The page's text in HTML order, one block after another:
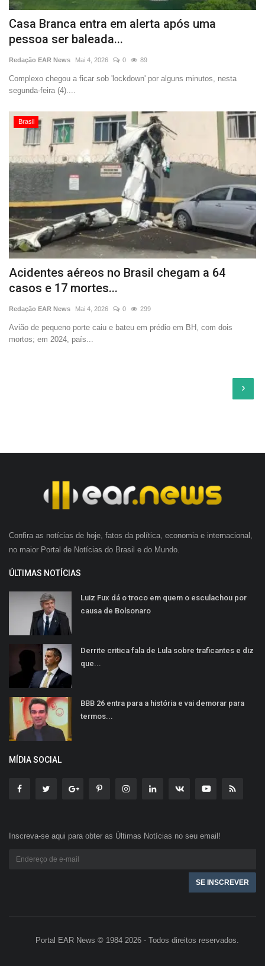
Casa Branca entra em alerta após uma
pessoa ser baleada...
Redação EAR News Mai 4, 2026 0 89
Complexo chegou a ficar sob 'lockdown' por alguns minutos, nesta
segunda-feira (4)....
Brasil
Acidentes aéreos no Brasil chegam a 64
casos e 17 mortes...
Redação EAR News Mai 4, 2026 0 299
Avião de pequeno porte caiu e bateu em prédio em BH, com dois
mortos; em 2024, país...
›
Confira as notícias de hoje, fatos da política, economia e internacional,
no maior Portal de Notícias do Brasil e do Mundo.
ÚLTIMAS NOTÍCIAS
Luiz Fux dá o troco em quem o esculachou por
causa de Bolsonaro
Derrite critica fala de Lula sobre traficantes e diz
que...
BBB 26 entra para a história e vai demorar para
termos...
MÍDIA SOCIAL
Inscreva-se aqui para obter as Últimas Notícias no seu email!
Portal EAR News © 1984 2026 - Todos direitos reservados.